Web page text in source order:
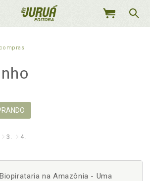
MEU
3. 4.
Biopirataria na Amazônia - Uma